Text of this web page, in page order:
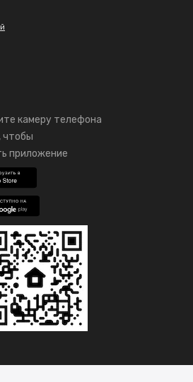
камеру телефона
чтобы
приложение